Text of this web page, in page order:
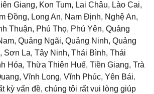
Giang, Kon Tum, Lai Châu, Lào Cai,
Đồng, Long An, Nam Định, Nghệ An,
Thuận, Phú Thọ, Phú Yên, Quảng
Quảng Ngãi, Quảng Ninh, Quảng
, Sơn La, Tây Ninh, Thái Bình, Thái
Hóa, Thừa Thiên Huế, Tiền Giang, Trà
Vĩnh Long, Vĩnh Phúc, Yên Bái.
kỳ vấn đề, chúng tôi rất vui lòng giúp